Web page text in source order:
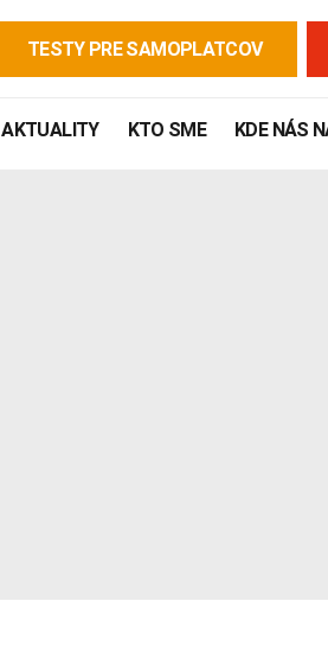
TESTY PRE SAMOPLATCOV
AKTUALITY KTO SME KDE NÁS